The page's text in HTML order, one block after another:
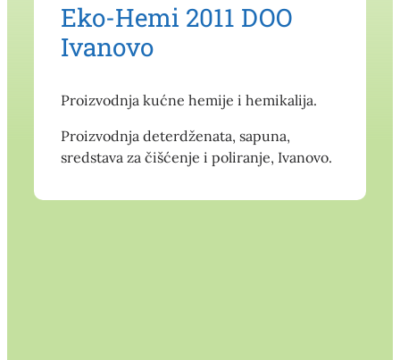
Eko-Hemi 2011 DOO
Ivanovo
Proizvodnja kućne hemije i hemikalija.
Proizvodnja deterdženata, sapuna,
sredstava za čišćenje i poliranje, Ivanovo.